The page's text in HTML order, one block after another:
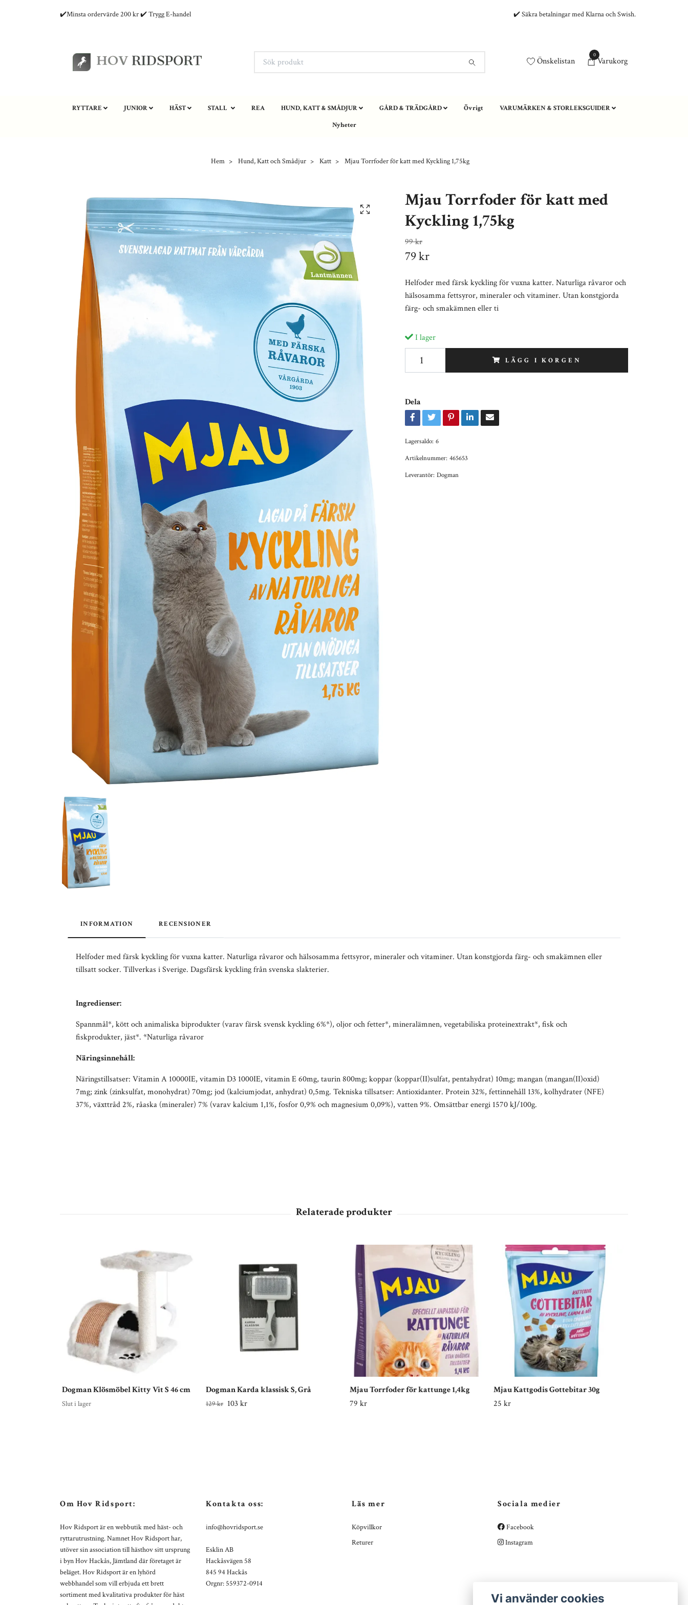
✔️Minsta ordervärde 200 kr ✔️ Trygg E-handel ✔️ Säkra betalningar med Klarna och Swish.
Önskelistan
0
Varukorg
RYTTARE JUNIOR HÄST STALL REA HUND, KATT & SMÅDJUR GÅRD & TRÄDGÅRD Övrigt VARUMÄRKEN & STORLEKSGUIDER
Nyheter
Hem Hund, Katt och Smådjur Katt Mjau Torrfoder för katt med Kyckling 1,75kg
Mjau Torrfoder för katt med
Kyckling 1,75kg
99 kr
79 kr
Helfoder med färsk kyckling för vuxna katter. Naturliga råvaror och
hälsosamma fettsyror, mineraler och vitaminer. Utan konstgjorda
färg- och smakämnen eller ti
I lager
LÄGG I KORGEN
Dela
Lagersaldo: 6
Artikelnummer: 465653
Leverantör: Dogman
INFORMATION RECENSIONER
Helfoder med färsk kyckling för vuxna katter. Naturliga råvaror och hälsosamma fettsyror, mineraler och vitaminer. Utan konstgjorda färg- och smakämnen eller
tillsatt socker. Tillverkas i Sverige. Dagsfärsk kyckling från svenska slakterier.
Ingredienser:
Spannmål*, kött och animaliska biprodukter (varav färsk svensk kyckling 6%*), oljor och fetter*, mineralämnen, vegetabiliska proteinextrakt*, fisk och
fiskprodukter, jäst*. *Naturliga råvaror
Näringsinnehåll:
Näringstillsatser: Vitamin A 10000IE, vitamin D3 1000IE, vitamin E 60mg, taurin 800mg; koppar (koppar(II)sulfat, pentahydrat) 10mg; mangan (mangan(II)oxid)
7mg; zink (zinksulfat, monohydrat) 70mg; jod (kalciumjodat, anhydrat) 0,5mg. Tekniska tillsatser: Antioxidanter. Protein 32%, fettinnehåll 13%, kolhydrater (NFE)
37%, växttråd 2%, råaska (mineraler) 7% (varav kalcium 1,1%, fosfor 0,9% och magnesium 0,09%), vatten 9%. Omsättbar energi 1570 kJ/100g.
Dogman Klösmöbel Kitty Vit S 46 cm
Slut i lager
Dogman Karda klassisk S, Grå
129 kr 103 kr
Mjau Torrfoder för kattunge 1,4kg
79 kr
Mjau Kattgodis Gottebitar 30g
25 kr
Om Hov Ridsport:
Hov Ridsport är en webbutik med häst- och
ryttarutrustning. Namnet Hov Ridsport har,
utöver sin association till hästhov sitt ursprung
i byn Hov Hackås, Jämtland där företaget är
beläget. Hov Ridsport är en lyhörd
webbhandel som vill erbjuda ett brett
sortiment med kvalitativa produkter för häst
Kontakta oss:
info@hovridsport.se
Esklin AB
Hackåsvägen 58
845 94 Hackås
Orgnr: 559372-0914
Läs mer
Köpvillkor
Returer
Sociala medier
Facebook
Instagram
Vi använder cookies